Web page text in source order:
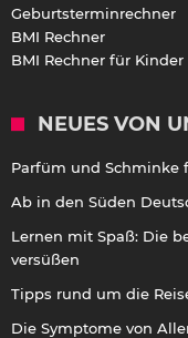
Geburtsterminrechner
BMI Rechner
BMI Rechner für Kinder
NEUES VON
Parfüm und Schminke
Ab in den Süden
Lernen mit Spaß: Die
versüßen
Tipps rund um die
Die Symptome von